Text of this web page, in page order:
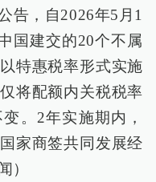
告，自2026年5月1
国建交的20个不属
特惠税率形式实施
将配额内关税税率
。2年实施期内，
家商签共同发展经
）